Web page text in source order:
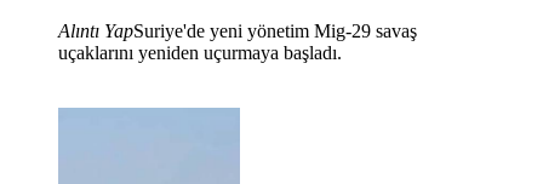
Alıntı YapSuriye'de yeni yönetim Mig-29 savaş
uçaklarını yeniden uçurmaya başladı.